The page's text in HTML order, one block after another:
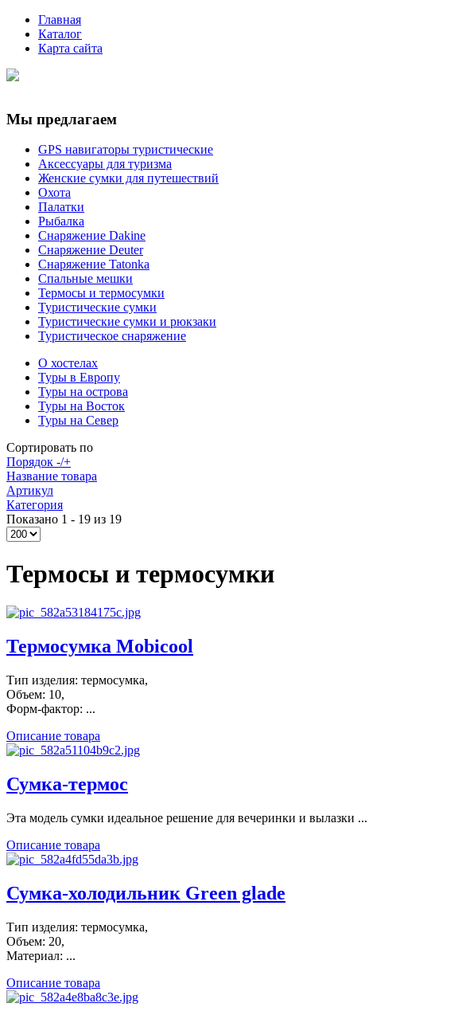
Главная
Каталог
Карта сайта
Мы предлагаем
GPS навигаторы туристические
Аксессуары для туризма
Женские сумки для путешествий
Охота
Палатки
Рыбалка
Снаряжение Dakine
Снаряжение Deuter
Снаряжение Tatonka
Спальные мешки
Термосы и термосумки
Туристические сумки
Туристические сумки и рюкзаки
Туристическое снаряжение
О хостелах
Туры в Европу
Туры на острова
Туры на Восток
Туры на Север
Сортировать по
Порядок -/+
Название товара
Артикул
Категория
Показано 1 - 19 из 19
Термосы и термосумки
Термосумка Mobicool
Тип изделия: термосумка,
Объем: 10,
Форм-фактор: ...
Описание товара
Сумка-термос
Эта модель сумки идеальное решение для вечеринки и вылазки ...
Описание товара
Сумка-холодильник Green glade
Тип изделия: термосумка,
Объем: 20,
Материал: ...
Описание товара